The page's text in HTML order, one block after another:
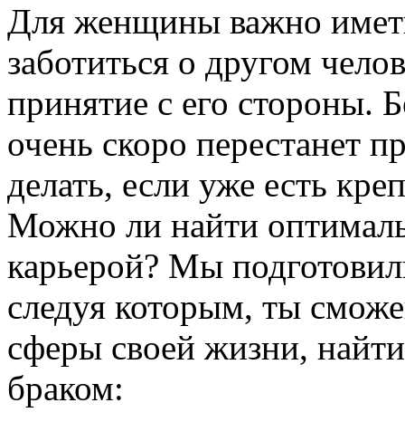
Для женщины важно
заботиться о другом
принятие с его стороны.
очень скоро перестанет
делать, если уже есть
Можно ли найти
карьерой? Мы
следуя которым, ты
сферы своей жизни,
браком: